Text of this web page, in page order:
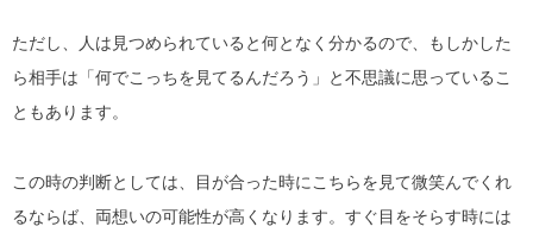
ただし、人は見つめられていると何となく分かるので、もしかした
ら相手は「何でこっちを見てるんだろう」と不思議に思っているこ
ともあります。
この時の判断としては、目が合った時にこちらを見て微笑んでくれ
るならば、両想いの可能性が高くなります。すぐ目をそらす時には